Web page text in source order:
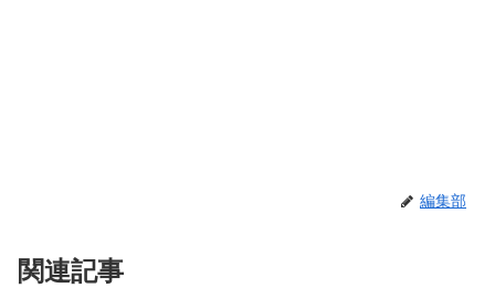
編集部
関連記事